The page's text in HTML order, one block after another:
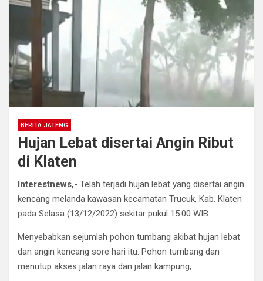
BERITA JATENG
Hujan Lebat disertai Angin Ribut
di Klaten
Interestnews,- Telah terjadi hujan lebat yang disertai angin
kencang melanda kawasan kecamatan Trucuk, Kab. Klaten
pada Selasa (13/12/2022) sekitar pukul 15:00 WIB.
Menyebabkan sejumlah pohon tumbang akibat hujan lebat
dan angin kencang sore hari itu. Pohon tumbang dan
menutup akses jalan raya dan jalan kampung,